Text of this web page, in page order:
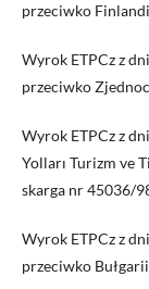
przeciwko
Wyrok ETPCz z
przeciwko
Wyrok ETPCz z
Yolları Turizm ve
skarga nr 45036/
Wyrok ETPCz z
przeciwko